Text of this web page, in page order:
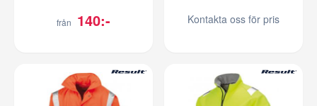
från 140:- Kontakta oss för pris